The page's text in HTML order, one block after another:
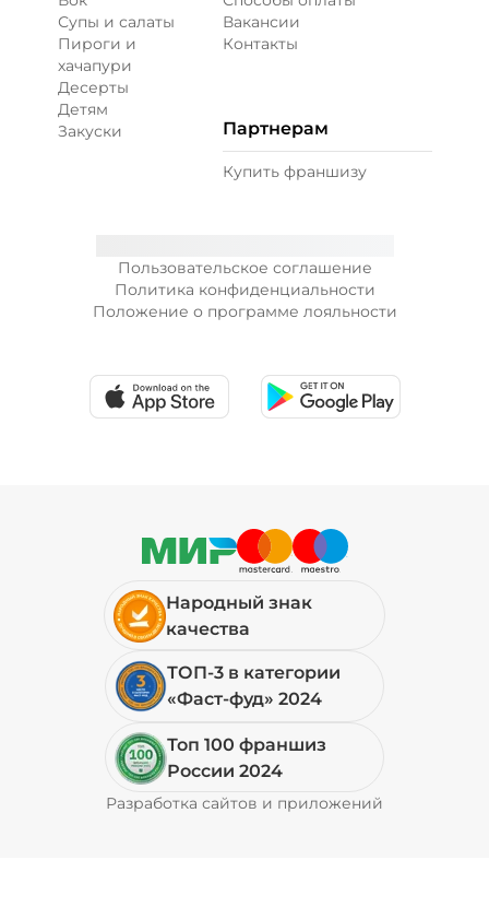
Пользовательское соглашение
Политика конфиденциальности
Положение о программе лояльности
Супы и салаты
Пироги и
хачапури
Десерты
Детям
Закуски
Вакансии
Контакты
Партнерам
Купить франшизу
Народный знак
качества
ТОП-3 в категории
«Фаст-фуд» 2024
Топ 100 франшиз
России 2024
Разработка сайтов и приложений
Pyrobyte